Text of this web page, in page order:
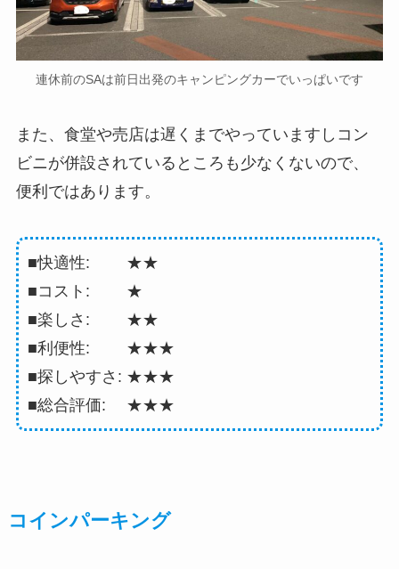
連休前のSAは前日出発のキャンピングカーでいっぱいです
また、食堂や売店は遅くまでやっていますしコン
ビニが併設されているところも少なくないので、
便利ではあります。
■快適性: ★★
■コスト: ★
■楽しさ: ★★
■利便性: ★★★
■探しやすさ: ★★★
■総合評価: ★★★
コインパーキング